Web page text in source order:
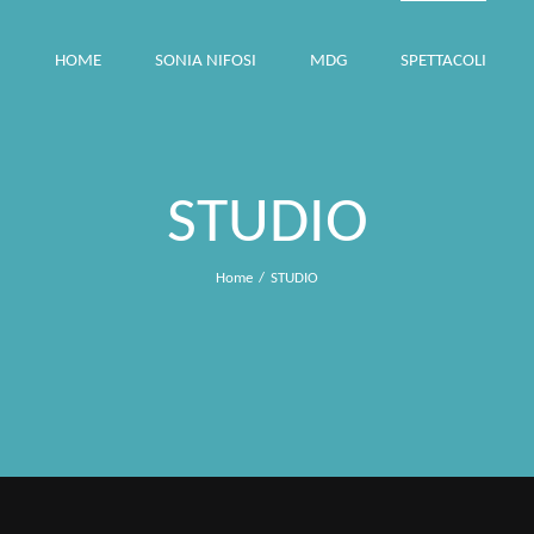
HOME SONIA NIFOSI MDG SPETTACOLI
STUDIO
Home STUDIO